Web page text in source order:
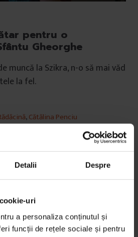
Detalii Despre
uri
a personaliza conținutul și
funcții de rețele sociale și pentru
pentru o
Gheorghe
muncă la Szikra, n-o să mai văd
la fel.
,Cătălina Penciu